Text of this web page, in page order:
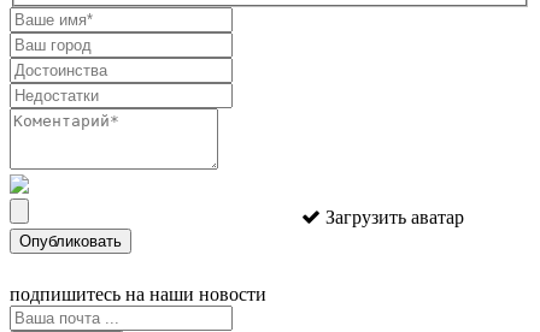
Загрузить аватар
Опубликовать
подпишитесь на наши новости